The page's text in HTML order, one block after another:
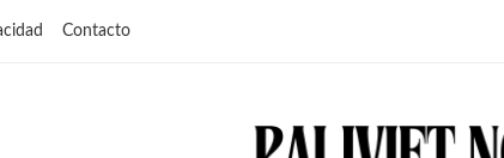
Contacto